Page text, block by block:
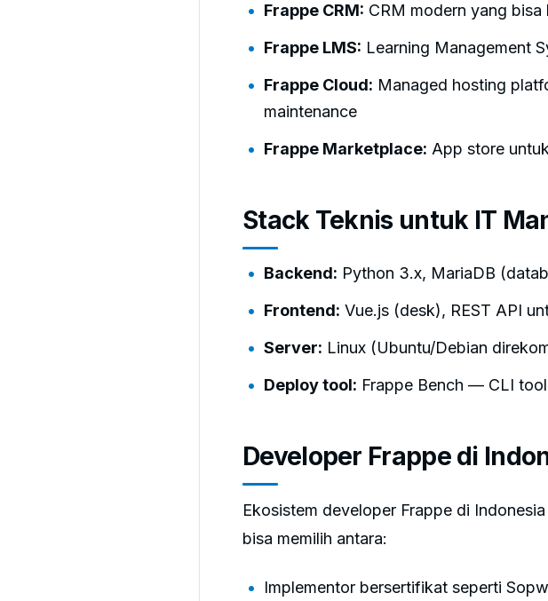
Frappe CRM: CRM modern yang
Frappe LMS: Learning Management
Frappe Cloud: Managed hosting
maintenance
Frappe Marketplace: App store
Stack Teknis untuk IT
Backend: Python 3.x, MariaDB
Frontend: Vue.js (desk), REST API
Server: Linux (Ubuntu/Debian
Deploy tool: Frappe Bench — CLI
Developer Frappe di
Ekosistem developer Frappe di
bisa memilih antara:
Implementor bersertifikat seperti